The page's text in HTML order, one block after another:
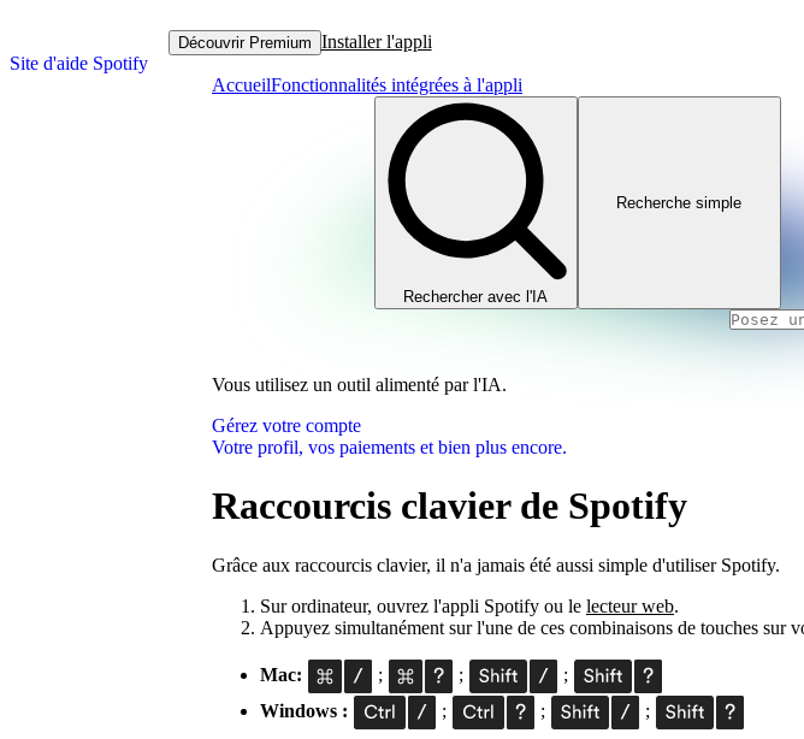
Site d'aide Spotify
Découvrir Premium Installer l'appli
AccueilFonctionnalités intégrées à l'appli
Rechercher avec l'IA
Recherche simple
Vous utilisez un outil alimenté par l'IA.
Gérez votre compte
Votre profil, vos paiements et bien plus encore.
Raccourcis clavier de Spotify
Grâce aux raccourcis clavier, il n'a jamais été aussi simple d'utiliser Spotify.
Sur ordinateur, ouvrez l'appli Spotify ou le lecteur web.
Appuyez simultanément sur l'une de ces combinaisons de touches sur
Mac: ; ;
;
Windows :
; ; ;